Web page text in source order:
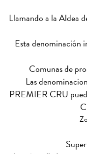
Llamando a la Aldea
Esta denominación
Comunas de
Las
PREMIER CRU